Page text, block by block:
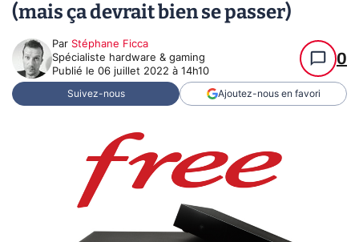
(mais ça devrait bien se passer)
Par Stéphane Ficca
Spécialiste hardware & gaming
Publié le 06 juillet 2022 à 14h10
0
Suivez-nous Ajoutez-nous en favori